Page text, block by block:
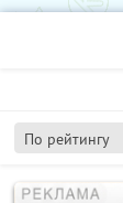
По рейтингу